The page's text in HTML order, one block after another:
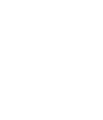
せていただ
ください。
器販売店・
フタル酸ジブチ
物等」とい
らの製造装
知します。